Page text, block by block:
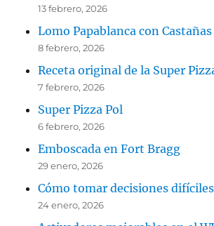
13 febrero, 2026
Lomo Papablanca con Castañas
8 febrero, 2026
Receta original de la Super
7 febrero, 2026
Super Pizza Pol
6 febrero, 2026
Emboscada en Fort Bragg
29 enero, 2026
Cómo tomar decisiones difíciles
24 enero, 2026